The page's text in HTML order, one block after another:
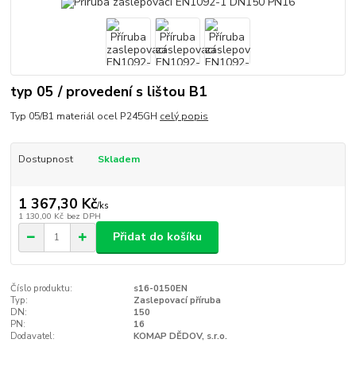
typ 05 / provedení s lištou B1
Typ 05/B1 materiál ocel P245GH celý popis
Dostupnost Skladem
1 367,30 Kč/ks
1 130,00 Kč bez DPH
Přidat do košíku
Číslo produktu:
s16-0150EN
Typ:
Zaslepovací příruba
DN:
150
PN:
16
Dodavatel:
KOMAP DĚDOV, s.r.o.